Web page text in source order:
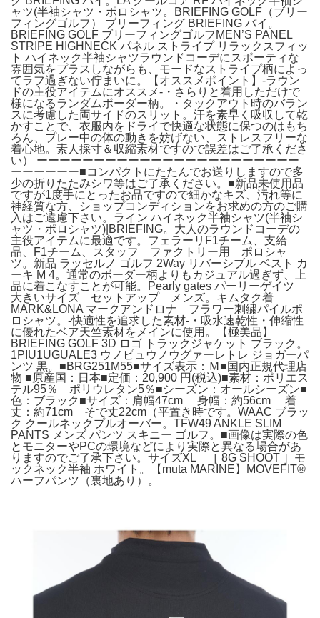
ャツ(半袖シャツ・ポロシャツ。BRIEFING GOLF（ブリー
フィングゴルフ） ブリーフィング BRIEFING バイ。
BRIEFING GOLF ブリーフィングゴルフMEN’S PANEL
STRIPE HIGHNECK パネル ストライプ リラックスフィッ
ト ハイネック半袖シャツラウンドコーデにスポーティな
雰囲気をプラスしながらも、モードなストライプ柄によっ
てラフ過ぎない佇まいに。【オススメポイント】-ラウン
ドの主役アイテムにオススメ-・さらりと着用しただけで
様になるランダムボーダー柄。・タックアウト時のバラン
スに考慮した両サイドのスリット。汗を素早く吸収して乾
かすことで、衣服内をドライで快適な状態に保つのはもち
ろん、プレー中の体の動きを妨げない、ストレスフリーな
着心地。素人採寸＆収縮素材ですので誤差はご了承くださ
い） ーーーーーーーーーーーーーーーーーーーーーーー
ーーーーーー■コンパクトにたたんでお送りしますので多
少の折りたたみシワ等はご了承ください。■新品未使用品
ですが1度手にとったお品ですので細かなキズ、汚れ等に
神経質な方、ショップコンディションをお求めの方のご購
入はご遠慮下さい。ライン ハイネック半袖シャツ(半袖シ
ャツ・ポロシャツ)|BRIEFING。大人のラウンドコーデの
主役アイテムに最適です。フェラーリF1チーム、支給
品、F1チーム、スタッフ ファクトリー用 ポロシャ
ツ。新品 ラッセルノ ゴルフ 2Way リバーシブル ベスト カ
ーキ M 4。通常のボーダー柄よりもカジュアル過ぎず、上
品に着こなすことが可能。Pearly gates パーリーゲイツ
大きいサイズ セットアップ メンズ。キムタク着
MARK&LONA マークアンドロナ フラワー刺繍パイルポ
ロシャツ。-快適性を追求した素材-・吸水速乾性・伸縮性
に優れたベア天竺素材をメインに使用。【極美品】
BRIEFING GOLF 3D ロゴ トラックジャケット ブラック。
1PIU1UGUALE3 ウノピュウノウグァーレトレ ジョガーパ
ンツ 黒。■BRG251M55■サイズ表示：Ｍ■国内正規代理店
物 ■原産国：日本■定価：20,900 円(税込)■素材：ポリエス
テル95％ ポリウレタン5％■シーズン：オールシーズン■
色：ブラック■サイズ：肩幅47cm 身幅：約56cm 着
丈：約71cm そで丈22cm（平置き時です。WAAC ブラッ
ク クールネックプルオーバー。TFW49 ANKLE SLIM
PANTS メンズ パンツ スキニー ゴルフ。■画像は実際の色
とモニターやPCの環境などにより実際と異なる場合があ
りますのでご了承下さい。サイズXL ［ 8G SHOOT ］モ
ックネック半袖 ホワイト。【muta MARINE】MOVEFIT®︎
ハーフパンツ（裏地あり）。